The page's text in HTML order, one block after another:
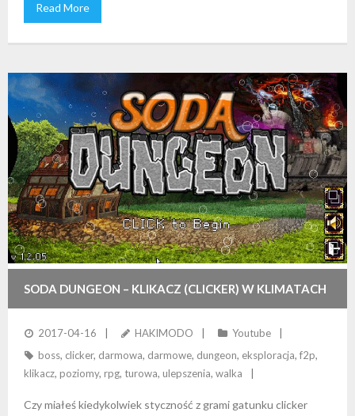
Read More
SODA DUNGEON – KLIKACZ (CLICKER) W KLIMATACH
RPG?2017-04-16 HAKIMODO
Youtube
boss, clicker, darmowa, darmowe, dungeon, eksploracja, f2p,
klikacz, poziomy, rpg, turowa, ulepszenia, walka
Czy miałeś kiedykolwiek styczność z grami gatunku clicker